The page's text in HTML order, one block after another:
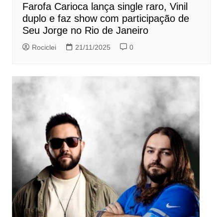
Farofa Carioca lança single raro, Vinil
duplo e faz show com participação de
Seu Jorge no Rio de Janeiro
Rociclei 21/11/2025 0